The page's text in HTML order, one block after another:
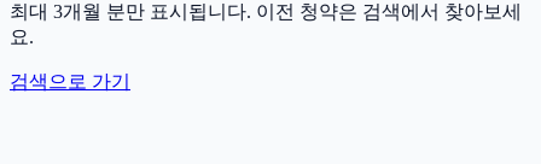
최대 3개월 분만 표시됩니다. 이전 청약은 검색에서 찾아보세
요.
검색으로 가기